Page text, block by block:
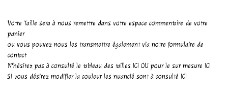
Votre Taille sera à nous remettre dans votre espace commentaire de votre
panier
ou vous pouvez nous les transmettre également via notre formulaire de
contact
N'hésitez pas à consulté le tableau des tailles ICI OU pour le sur mesure ICI
Si vous désirez modifier la couleur les nuancié sont à consulté ICI